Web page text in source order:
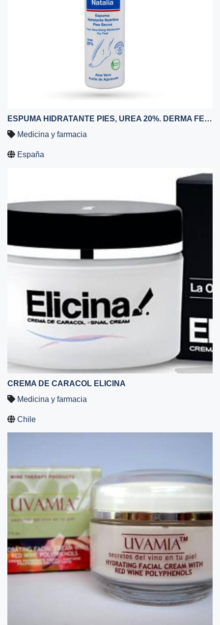
ESPUMA HIDRATANTE PIES, UREA 20%. DERMA FEET NATALIA.
Medicina y farmacia
España
CREMA DE CARACOL ELICINA
Medicina y farmacia
Chile